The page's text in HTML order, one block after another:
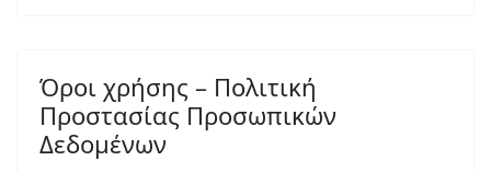
Όροι χρήσης – Πολιτική
Προστασίας Προσωπικών
Δεδομένων